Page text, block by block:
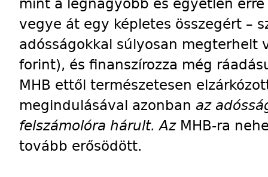
vegye át egy képletes összegért –
adósságokkal súlyosan
forint), és finanszírozza még
MHB ettől természetesen
megindulásával azonban az
felszámolóra hárult. Az MHB-ra
tovább erősödött.